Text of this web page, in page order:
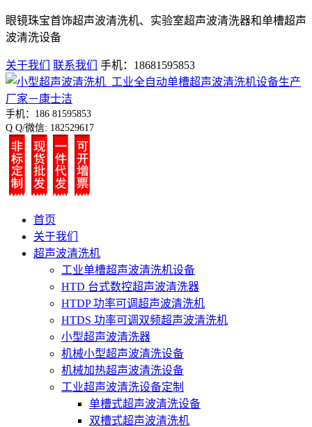
眼镜珠宝首饰超声波清洗机、实验室超声波清洗器和单槽超声
波清洗设备
关于我们 联系我们 手机：18681595853
手机：186 81595853
Q Q/微信: 182529617
首页
关于我们
超声波清洗机
工业单槽超声波清洗机设备
HTD 台式数控超声波清洗器
HTDP 功率可调超声波清洗机
HTDS 功率可调双频超声波清洗机
小型超声波清洗器
机械小型超声波清洗设备
机械加热超声波清洗设备
工业超声波清洗设备定制
单槽式超声波清洗设备
双槽式超声波清洗机